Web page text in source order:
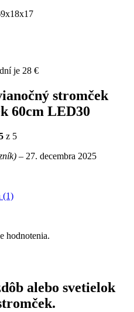
je 28 €
stromček
60cm LED30
z 5
– 27. decembra 2025
(1)
hodnotenia.
alebo svetielok